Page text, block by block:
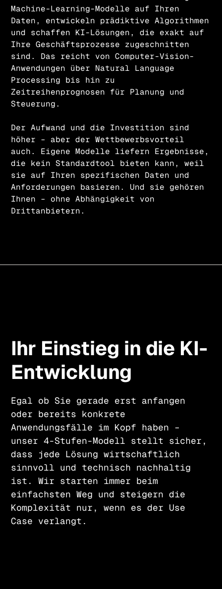
Machine-Learning-Modelle auf Ihren
Daten, entwickeln prädiktive Algorithmen
und schaffen KI-Lösungen, die exakt auf
Ihre Geschäftsprozesse zugeschnitten
sind. Das reicht von Computer-Vision-
Anwendungen über Natural Language
Processing bis hin zu
Zeitreihenprognosen für Planung und
Steuerung.
Der Aufwand und die Investition sind
höher – aber der Wettbewerbsvorteil
auch. Eigene Modelle liefern Ergebnisse,
die kein Standardtool bieten kann, weil
sie auf Ihren spezifischen Daten und
Anforderungen basieren. Und sie gehören
Ihnen – ohne Abhängigkeit von
Drittanbietern.
Ihr Einstieg in die KI-
Entwicklung
Egal ob Sie gerade erst anfangen
oder bereits konkrete
Anwendungsfälle im Kopf haben –
unser 4-Stufen-Modell stellt sicher,
dass jede Lösung wirtschaftlich
sinnvoll und technisch nachhaltig
ist. Wir starten immer beim
einfachsten Weg und steigern die
Komplexität nur, wenn es der Use
Case verlangt.